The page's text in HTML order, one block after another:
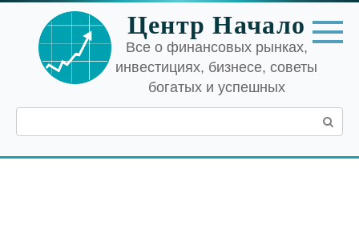
Перейти
контенту
Центр Начало
Все о финансовых рынках,
инвестициях, бизнесе, советы
богатых и успешных
Поиск: